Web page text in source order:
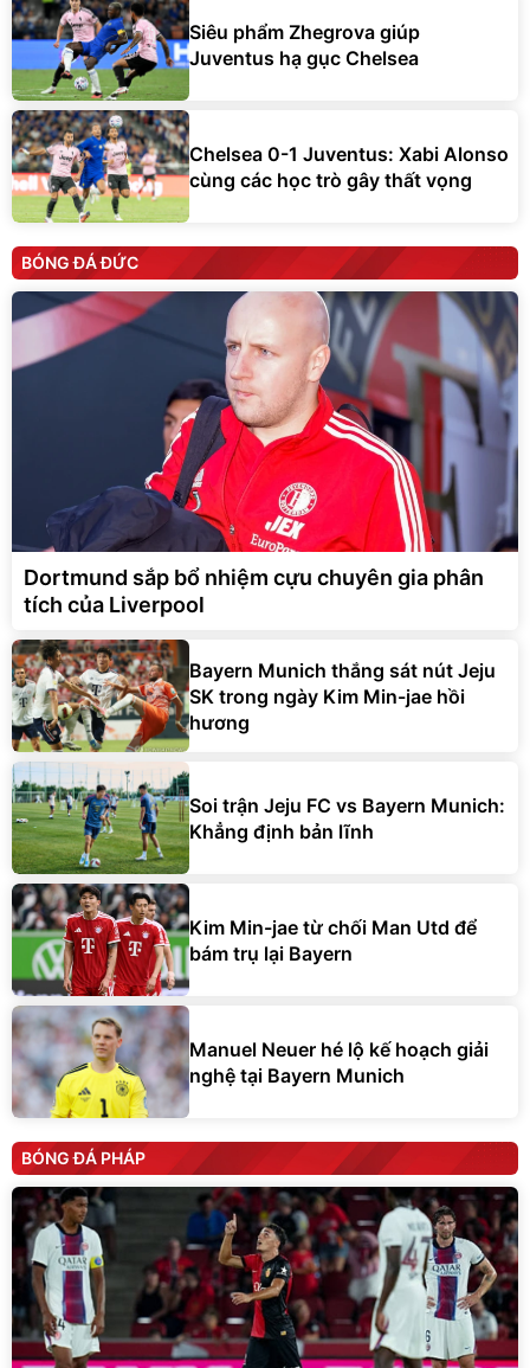
Siêu phẩm Zhegrova giúp
Juventus hạ gục Chelsea
Chelsea 0-1 Juventus: Xabi Alonso
cùng các học trò gây thất vọng
BÓNG ĐÁ ĐỨC
Dortmund sắp bổ nhiệm cựu chuyên gia phân
tích của Liverpool
Bayern Munich thắng sát nút Jeju
SK trong ngày Kim Min-jae hồi
hương
Soi trận Jeju FC vs Bayern Munich:
Khẳng định bản lĩnh
Kim Min-jae từ chối Man Utd để
bám trụ lại Bayern
Manuel Neuer hé lộ kế hoạch giải
nghệ tại Bayern Munich
BÓNG ĐÁ PHÁP